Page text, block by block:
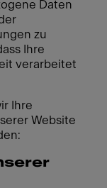
Daten
zu
Ihre
verarbeitet
Ihre
Website